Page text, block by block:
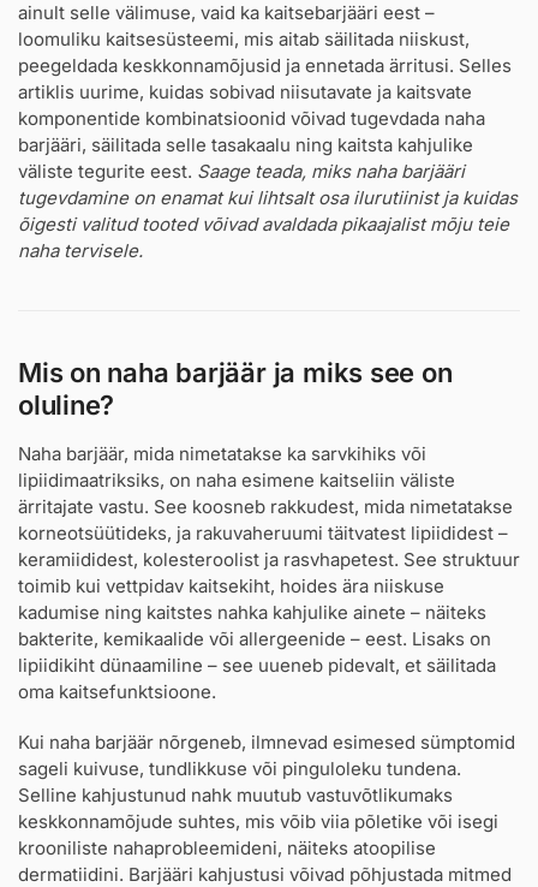
ainult selle välimuse, vaid ka kaitsebarjääri eest –
loomuliku kaitsesüsteemi, mis aitab säilitada niiskust,
peegeldada keskkonnamõjusid ja ennetada ärritusi. Selles
artiklis uurime, kuidas sobivad niisutavate ja kaitsvate
komponentide kombinatsioonid võivad tugevdada naha
barjääri, säilitada selle tasakaalu ning kaitsta kahjulike
väliste tegurite eest. Saage teada, miks naha barjääri
tugevdamine on enamat kui lihtsalt osa ilurutiinist ja kuidas
õigesti valitud tooted võivad avaldada pikaajalist mõju teie
naha tervisele.
Mis on naha barjäär ja miks see on
oluline?
Naha barjäär, mida nimetatakse ka sarvkihiks või
lipiidimaatriksiks, on naha esimene kaitseliin väliste
ärritajate vastu. See koosneb rakkudest, mida nimetatakse
korneotsüütideks, ja rakuvaheruumi täitvatest lipiididest –
keramiididest, kolesteroolist ja rasvhapetest. See struktuur
toimib kui vettpidav kaitsekiht, hoides ära niiskuse
kadumise ning kaitstes nahka kahjulike ainete – näiteks
bakterite, kemikaalide või allergeenide – eest. Lisaks on
lipiidikiht dünaamiline – see uueneb pidevalt, et säilitada
oma kaitsefunktsioone.
Kui naha barjäär nõrgeneb, ilmnevad esimesed sümptomid
sageli kuivuse, tundlikkuse või pinguloleku tundena.
Selline kahjustunud nahk muutub vastuvõtlikumaks
keskkonnamõjude suhtes, mis võib viia põletike või isegi
krooniliste nahaprobleemideni, näiteks atoopilise
dermatiidini. Barjääri kahjustusi võivad põhjustada mitmed